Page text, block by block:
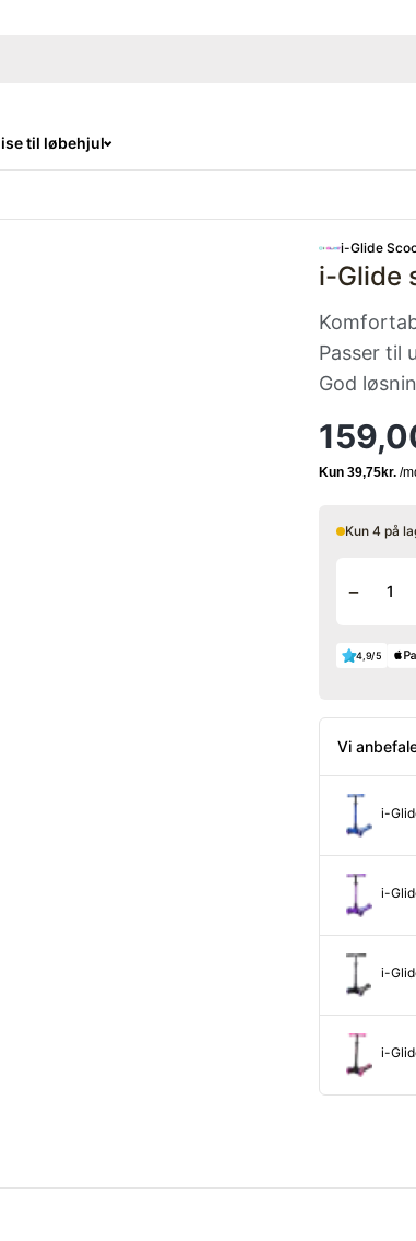
til løbehjul
i-Glide
i-Glide
Passer til
God
Kun 4 på
−
4,9/5
Vi
i-
i-
i-
i-